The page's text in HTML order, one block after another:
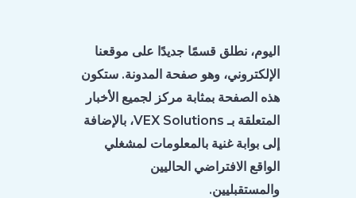
اليوم، نطلق قسمًا جديدًا على موقعنا
الإلكتروني، وهو صفحة المدونة. ستكون
هذه الصفحة بمثابة مركز لجميع الأخبار
المتعلقة بـ VEX Solutions، بالإضافة
إلى بوابة غنية بالمعلومات لمشغلي
الواقع الافتراضي الحاليين
والمستقبليين.